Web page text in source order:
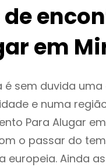
em
é sem duvida
e numa
Para Alugar
o passar do
europeia. Ainda